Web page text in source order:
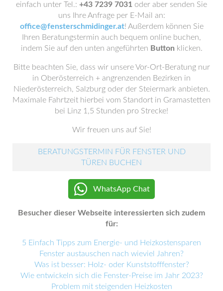
einfach unter Tel.: +43 7239 7031 oder aber senden Sie
uns Ihre Anfrage per E-Mail an:
office@fensterschmidinger.at! Außerdem können Sie
Ihren Beratungstermin auch bequem online buchen,
indem Sie auf den unten angeführten Button klicken.
Bitte beachten Sie, dass wir unsere Vor-Ort-Beratung nur
in Oberösterreich + angrenzenden Bezirken in
Niederösterreich, Salzburg oder der Steiermark anbieten.
Maximale Fahrtzeit hierbei vom Standort in Gramastetten
bei Linz 1,5 Stunden pro Strecke!
Wir freuen uns auf Sie!
BERATUNGSTERMIN FÜR FENSTER UND
TÜREN BUCHEN
WhatsApp Chat
Besucher dieser Webseite interessierten sich zudem
für:
5 Einfach Tipps zum Energie- und Heizkostensparen
Fenster austauschen nach wieviel Jahren?
Was ist besser: Holz- oder Kunststofffenster?
Wie entwickeln sich die Fenster-Preise im Jahr 2023?
Problem mit steigenden Heizkosten